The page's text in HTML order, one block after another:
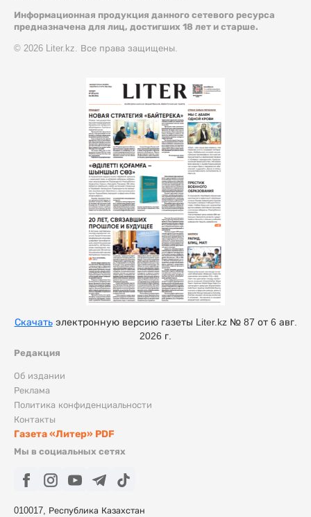
Информационная продукция данного сетевого ресурса
предназначена для лиц, достигших 18 лет и старше.
© 2026 Liter.kz. Все права защищены.
Редакция
Об издании
Реклама
Политика конфиденциальности
Контакты
Газета «Литер» PDF
Мы в социальных сетях
010017, Республика Казахстан
Скачатьэлектронную версию газеты Liter.kz № 87 от 6 авг.
2026 г.